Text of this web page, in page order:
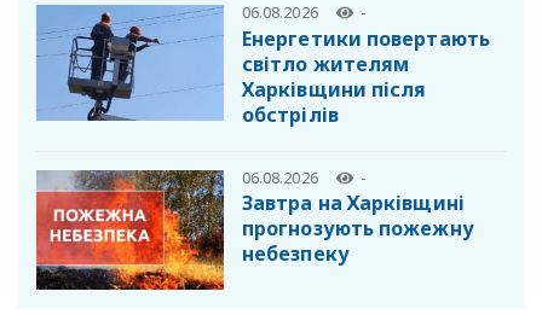
06.08.2026 -
Енергетики повертають
світло жителям
Харківщини після
обстрілів
06.08.2026 -
Завтра на Харківщині
прогнозують пожежну
небезпеку